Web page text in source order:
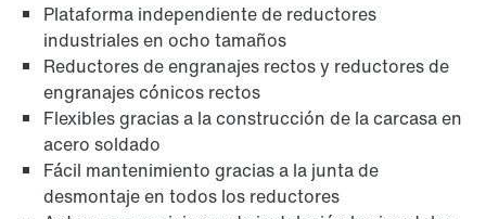
Plataforma independiente de reductores
industriales en ocho tamaños
Reductores de engranajes rectos y reductores de
engranajes cónicos rectos
Flexibles gracias a la construcción de la carcasa en
acero soldado
Fácil mantenimiento gracias a la junta de
desmontaje en todos los reductores